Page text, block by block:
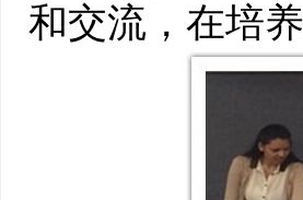
和交流，在培